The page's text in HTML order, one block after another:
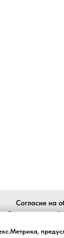
Согласие на
Ставя отметку